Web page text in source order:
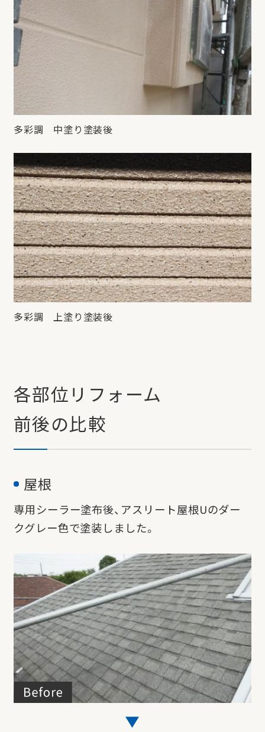
多彩調 中塗り塗装後
多彩調 上塗り塗装後
各部位リフォーム
前後の比較
屋根
専用シーラー塗布後、アスリート屋根Uのダー
クグレー色で塗装しました。